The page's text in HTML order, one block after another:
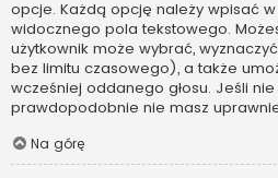
opcje. Każdą opcję należy wpisać
widocznego pola tekstowego.
użytkownik może wybrać,
bez limitu czasowego), a także
wcześniej oddanego głosu. Jeśli
prawdopodobnie nie masz
Na górę